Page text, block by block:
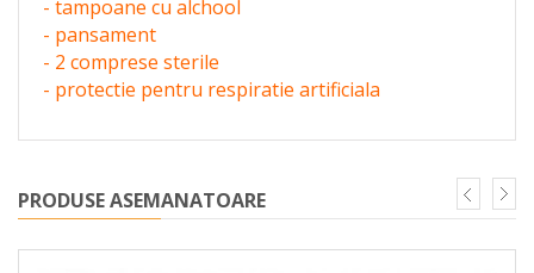
- tampoane cu alchool
- pansament
- 2 comprese sterile
- protectie pentru respiratie artificiala
PRODUSE ASEMANATOARE